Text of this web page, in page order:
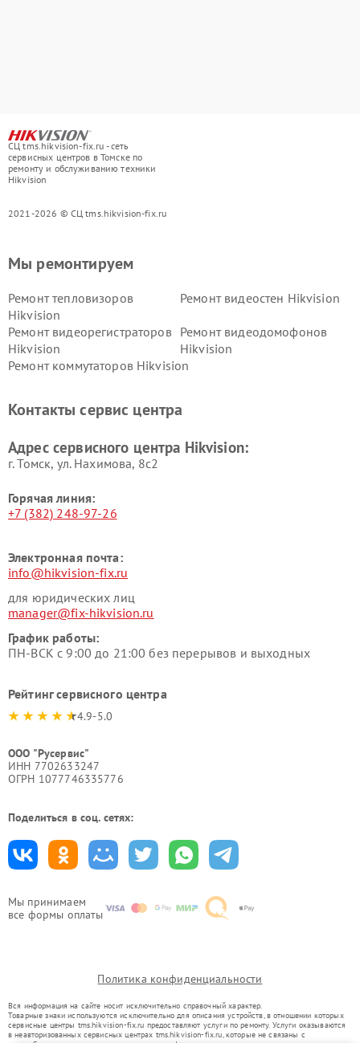
СЦ tms.hikvision-fix.ru - сеть
сервисных центров в Томске по
ремонту и обслуживанию техники
Hikvision
2021-2026 © СЦ tms.hikvision-fix.ru
Мы принимаем
все формы оплаты
Мы ремонтируем
Ремонт тепловизоров
Hikvision
Ремонт видеостен Hikvision
Ремонт видеорегистраторов
Hikvision
Ремонт видеодомофонов
Hikvision
Ремонт коммутаторов Hikvision
Контакты сервис центра
Адрес сервисного центра Hikvision:
г. Томск, ул. Нахимова, 8с2
Горячая линия:
+7 (382) 248-97-26
Электронная почта:
info@hikvision-fix.ru
для юридических лиц
manager@fix-hikvision.ru
График работы:
ПН-ВСК с 9:00 до 21:00 без перерывов и выходных
Рейтинг сервисного центра
4.9-5.0
ООО "Русервис"
ИНН 7702633247
ОГРН 1077746335776
Поделиться в соц. сетях:
Политика конфиденциальности
Вся информация на сайте носит исключительно справочный характер.
Товарные знаки используются исключительно для описания устройств, в отношении которых
сервисные центры tms.hikvision-fix.ru предоставляют услуги по ремонту. Услуги оказываются
в неавторизованных сервисных центрах tms.hikvision-fix.ru, которые не связаны с